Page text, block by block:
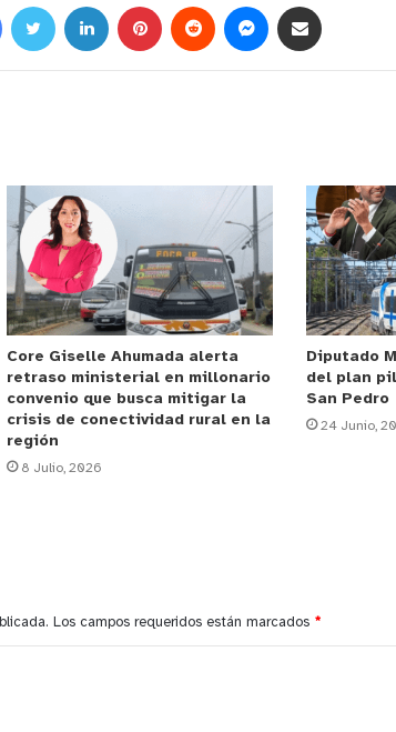
Core Giselle Ahumada alerta
retraso ministerial en millonario
convenio que busca mitigar la
crisis de conectividad rural en la
región
8 Julio, 2026
Diputado
del plan
San Pedro
24 Junio,
Los campos requeridos están marcados *